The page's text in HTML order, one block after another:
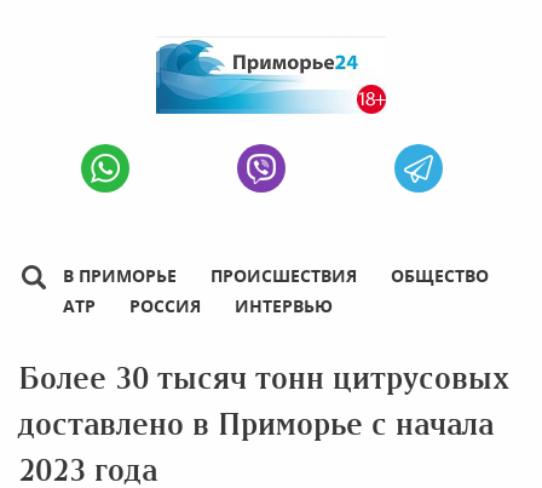
В ПРИМОРЬЕ ПРОИСШЕСТВИЯ
ОБЩЕСТВО
АТР
РОССИЯ ИНТЕРВЬЮ
Более 30 тысяч тонн цитрусовых
доставлено в Приморье с начала
2023 года